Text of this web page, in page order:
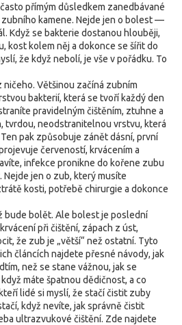
přímým důsledkem zanedbávané
kamene. Nejde jen o bolest —
Když se bakterie dostanou hlouběji,
kost kolem něj a dokonce se šířit do
že když nebolí, je vše v pořádku. To
Většinou začíná zubním
bakterií, která se tvoří každý den
pravidelným čištěním, ztuhne a
, tvrdou, neodstranitelnou vrstvu, která
Ten pak způsobuje zánět dásní, první
červeností, krvácením a
infekce pronikne do kořene zubu
jen o zub, který musíte
kosti, potřebě chirurgie a dokonce
bude bolět. Ale bolest je poslední
při čištění, zápach z úst,
že zub je „větší“ než ostatní. Tyto
článcích najdete přesné návody, jak
než se stane vážnou, jak se
máte špatnou dědičnost, a co
lidé si myslí, že stačí čistit zuby
když nevíte, jak správně čistit
ultrazvukové čištění. Zde najdete